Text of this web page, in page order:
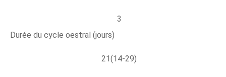
3
Durée du cycle oestral (jours)
21(14-29)